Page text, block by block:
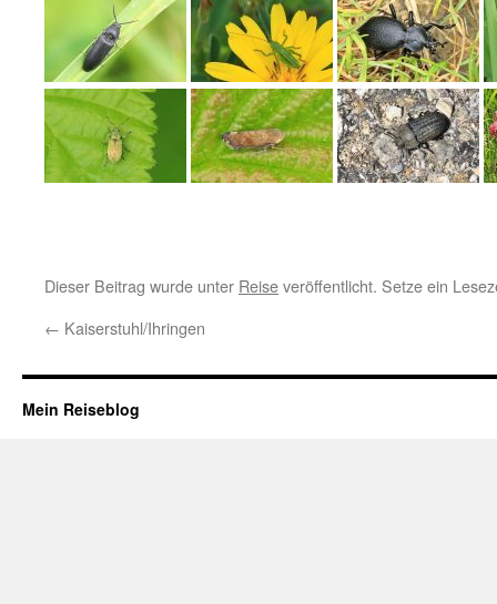
Dieser Beitrag wurde unter Reiseveröffentlicht. Setze ein
← Kaiserstuhl/Ihringen
Mein Reiseblog